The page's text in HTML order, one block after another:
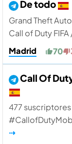
De todo
Grand Theft
Call of Duty
Madrid
70
Call Of
477
⇢